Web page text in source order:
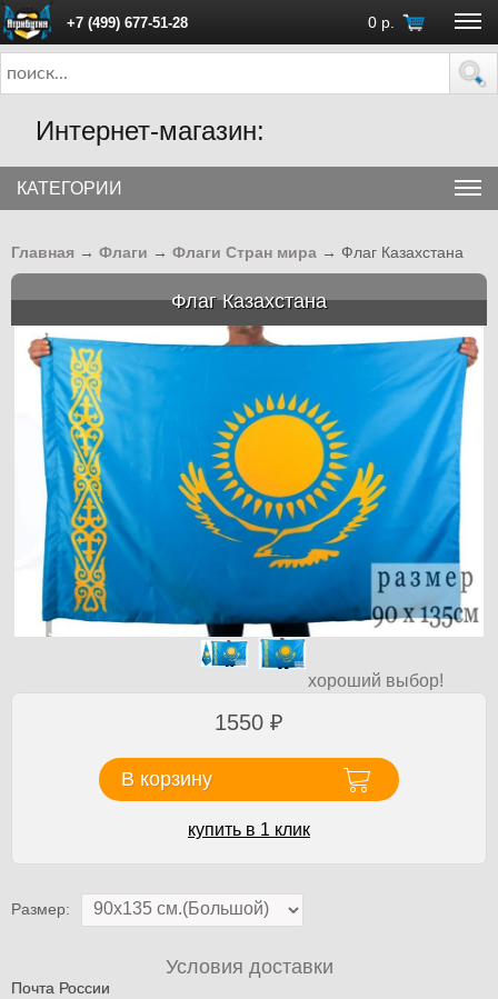
+7 (499) 677-51-28 0 р.
ПН - ПТ с 10:00 до 18:00 (Москва)
Интернет-магазин:
КАТЕГОРИИ
Главная → Флаги → Флаги Стран мира → Флаг Казахстана
Флаг Казахстана
хороший выбор!
1550 ₽
В корзину
купить в 1 клик
Размер:
Условия доставки
Почта России